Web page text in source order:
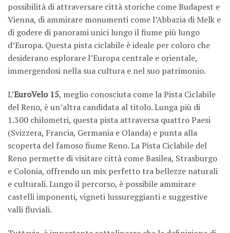
possibilità di attraversare città storiche come Budapest e
Vienna, di ammirare monumenti come l’Abbazia di Melk e
di godere di panorami unici lungo il fiume più lungo
d’Europa. Questa pista ciclabile è ideale per coloro che
desiderano esplorare l’Europa centrale e orientale,
immergendosi nella sua cultura e nel suo patrimonio.
L’EuroVelo 15, meglio conosciuta come la Pista Ciclabile
del Reno, è un’altra candidata al titolo. Lunga più di
1.300 chilometri, questa pista attraversa quattro Paesi
(Svizzera, Francia, Germania e Olanda) e punta alla
scoperta del famoso fiume Reno. La Pista Ciclabile del
Reno permette di visitare città come Basilea, Strasburgo
e Colonia, offrendo un mix perfetto tra bellezze naturali
e culturali. Lungo il percorso, è possibile ammirare
castelli imponenti, vigneti lussureggianti e suggestive
valli fluviali.